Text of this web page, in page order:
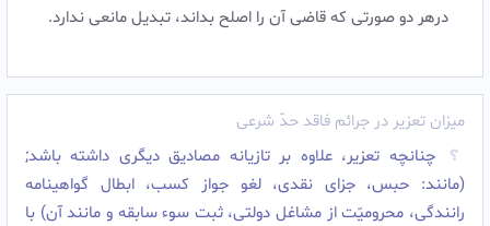
درهر دو صورتى که قاضى آن را اصلح بداند، تبدیل مانعى ندارد.‌
میزان تعزیر در جرائم فاقد حدّ شرعی
چنانچه تعزیر، علاوه بر تازیانه مصادیق دیگرى داشته باشد;
(مانند: حبس، جزاى نقدى، لغو جواز کسب، ابطال گواهینامه
رانندگى، محرومیّت از مشاغل دولتى، ثبت سوء سابقه و مانند آن) با